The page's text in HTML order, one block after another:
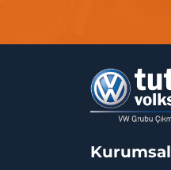
Kurumsal